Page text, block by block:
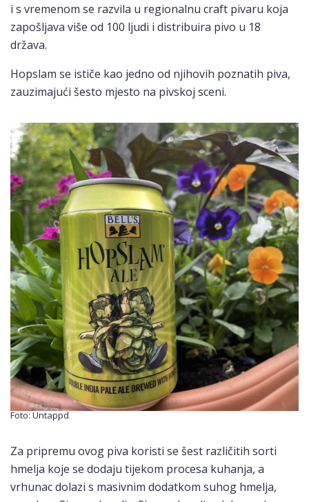
i s vremenom se razvila u regionalnu craft pivaru koja
zapošljava više od 100 ljudi i distribuira pivo u 18
država.
Hopslam se ističe kao jedno od njihovih poznatih piva,
zauzimajući šesto mjesto na pivskoj sceni.
Foto: Untappd
Za pripremu ovog piva koristi se šest različitih sorti
hmelja koje se dodaju tijekom procesa kuhanja, a
vrhunac dolazi s masivnim dodatkom suhog hmelja,